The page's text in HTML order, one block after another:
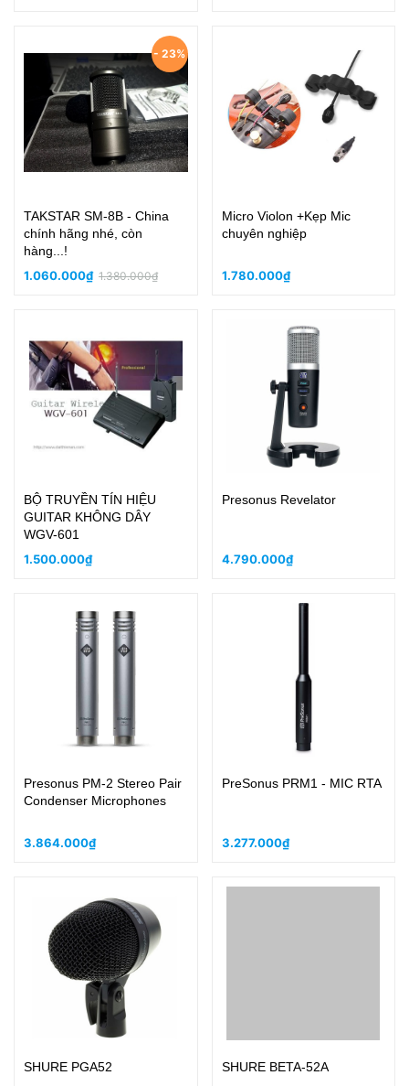
- 23%
TAKSTAR SM-8B - China
chính hãng nhé, còn
hàng...!
1.060.000₫ 1.380.000₫
Micro Violon +Kẹp Mic
chuyên nghiệp
1.780.000₫
BỘ TRUYỀN TÍN HIỆU
GUITAR KHÔNG DÂY
WGV-601
1.500.000₫
Presonus Revelator
4.790.000₫
Presonus PM-2 Stereo Pair
Condenser Microphones
3.864.000₫
PreSonus PRM1 - MIC RTA
3.277.000₫
SHURE PGA52 SHURE BETA-52A